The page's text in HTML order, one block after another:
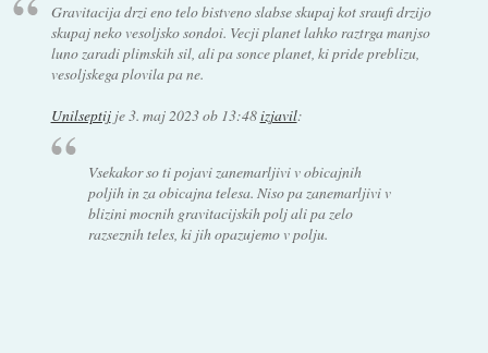
Gravitacija drzi eno telo bistveno slabse skupaj kot sraufi drzijo
skupaj neko vesoljsko sondoi. Vecji planet lahko raztrga manjso
luno zaradi plimskih sil, ali pa sonce planet, ki pride preblizu,
vesoljskega plovila pa ne.
Unilseptijje3. maj 2023 ob 13:48izjavil:
Vsekakor so ti pojavi zanemarljivi v obicajnih
poljih in za obicajna telesa. Niso pa zanemarljivi v
blizini mocnih gravitacijskih polj ali pa zelo
razseznih teles, ki jih opazujemo v polju.